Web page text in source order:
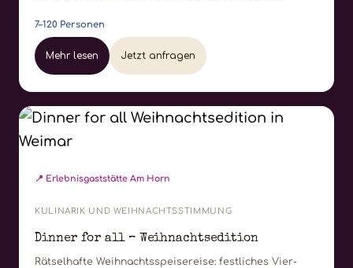
7–120 Personen
Mehr lesen Jetzt anfragen
📍 Erlebnisgaststätte Am Horn
KULINARIK UND WEIHNACHTSSTIMMUNG
Dinner for all – Weihnachtsedition
Rätselhafte Weihnachtsspeisereise: festliches Vier-